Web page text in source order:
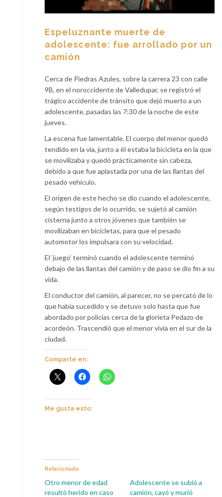
Espeluznante muerte de
adolescente: fue arrollado por un
camión
Cerca de Piedras Azules, sobre la carrera 23 con calle
9B, en el noroccidente de Valledupar, se registró el
trágico accidente de tránsito que dejó muerto a un
adolescente, pasadas las 7:30 de la noche de este
jueves.
La escena fue lamentable. El cuerpo del menor quedó
tendido en la vía, junto a él estaba la bicicleta en la que
se movilizaba y quedó prácticamente sin cabeza,
debido a que fue aplastada por una de las llantas del
pesado vehículo.
El origen de este hecho se dio cuando el adolescente,
según testigos de lo ocurrido, se sujetó al camión
cisterna junto a otros jóvenes que también se
movilizaban en bicicletas, para que el pesado
automotor los impulsara con su velocidad.
El ‘juego’ terminó cuando el adolescente terminó
debajo de las llantas del camión y de paso se dio fin a su
vida.
El conductor del camión, al parecer, no se percató de lo
que había sucedido y se detuvo solo hasta que fue
abordado por policías cerca de la glorieta Pedazo de
acordeón. Trascendió que el menor vivía en el sur de la
ciudad.
Comparte en:
Me gusta esto:
Relacionado
Otro menor de edad
resultó herido en caso
Adolescente se subió a
camión, cayó y murió